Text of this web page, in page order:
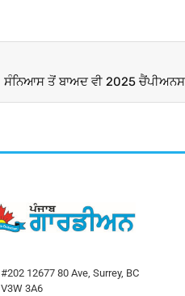
#202 12677 80 Ave, Surrey, BC
V3W 3A6